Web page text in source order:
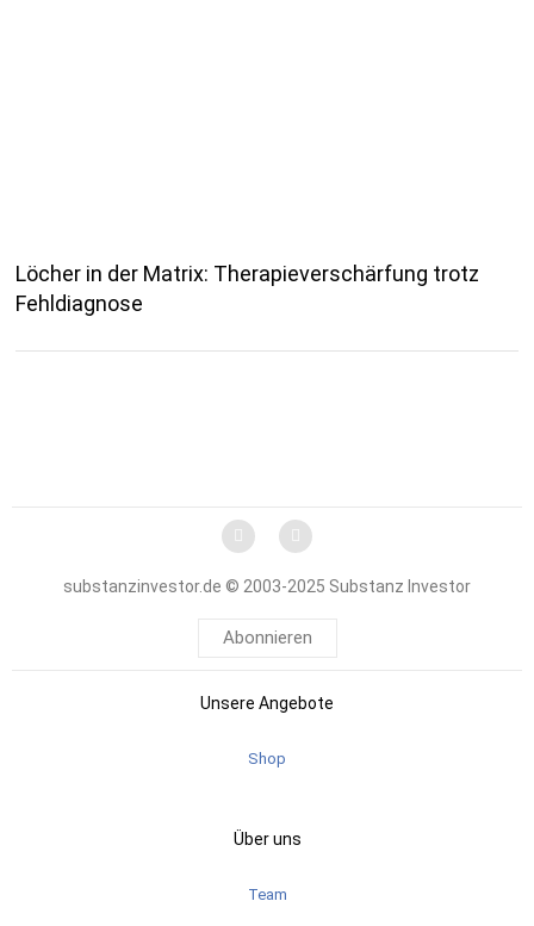
Löcher in der Matrix: Therapieverschärfung trotz
Fehldiagnose
substanzinvestor.de © 2003-2025 Substanz Investor
Abonnieren
Unsere Angebote
Shop
Über uns
Team